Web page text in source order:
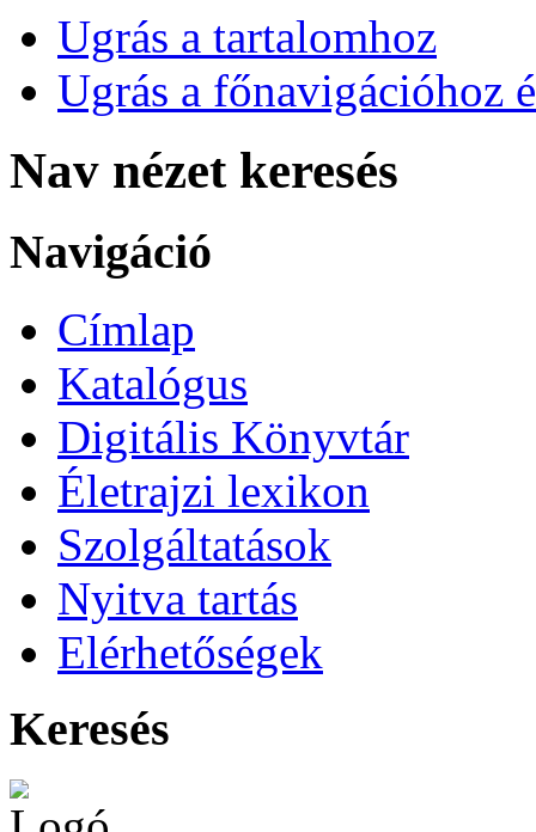
Ugrás a tartalomhoz
Ugrás a főnavigációhoz
Nav nézet keresés
Navigáció
Címlap
Katalógus
Digitális Könyvtár
Életrajzi lexikon
Szolgáltatások
Nyitva tartás
Elérhetőségek
Keresés